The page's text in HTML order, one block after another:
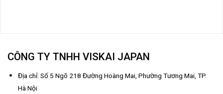
CÔNG TY TNHH VISKAI JAPAN
Địa chỉ: Số 5 Ngõ 218 Đường Hoàng Mai, Phường Tương Mai, TP.
Hà Nội